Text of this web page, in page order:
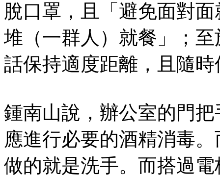
脫口罩，且「避免面對
堆（一群人）就餐」；
話保持適度距離，且隨
鍾南山說，辦公室的門
應進行必要的酒精消毒
做的就是洗手。而搭過